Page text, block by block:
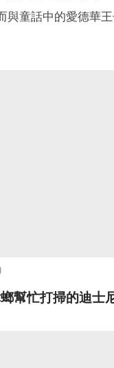
與童話中的愛德華
幫忙打掃的迪士